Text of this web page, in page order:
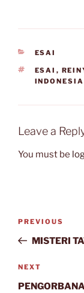
ESAI
TAGS
ESAI ,
Leave a
You must be
Previous
Post
PREVIOUS
MISTERI
Next
Post
NEXT